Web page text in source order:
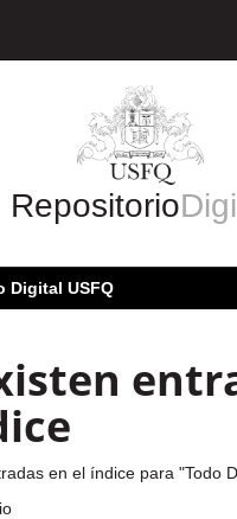
Repositorio
Digital USFQ
en el índice para "Todo